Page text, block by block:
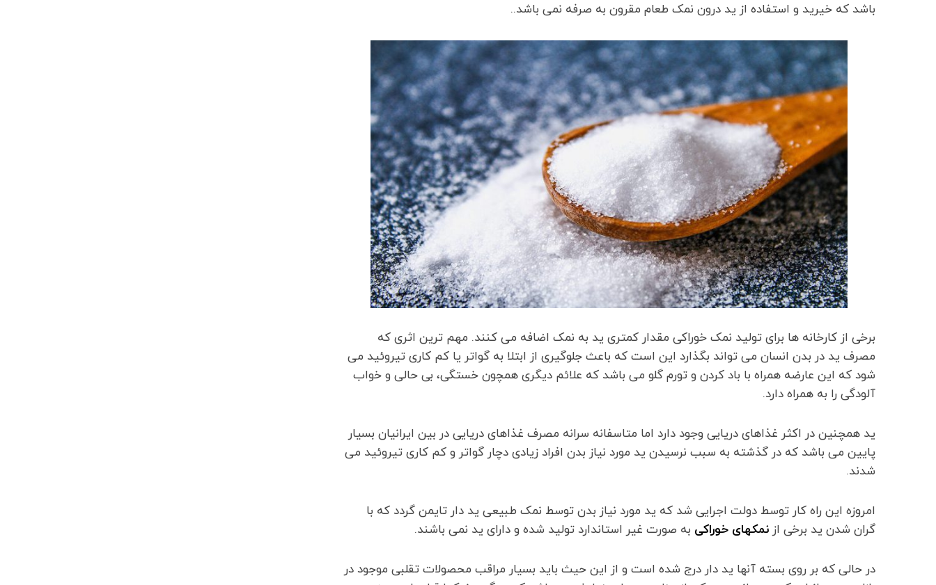
باشد که خیرید و استفاده از ید درون نمک طعام مقرون به صرفه نمی باشد..
برخی از کارخانه ها برای تولید نمک خوراکی مقدار کمتری ید به نمک اضافه می کنند. مهم ترین اثری که
مصرف ید در بدن انسان می تواند بگذارد این است که باعث جلوگیری از ابتلا به گواتر یا کم کاری تیروئید می
شود که این عارضه همراه با باد کردن و تورم گلو می باشد که علائم دیگری همچون خستگی، بی حالی و خواب
آلودگی را به همراه دارد.
ید همچنین در اکثر غذاهای دریایی وجود دارد اما متاسفانه سرانه مصرف غذاهای دریایی در بین ایرانیان بسیار
پایین می باشد که در گذشته به سبب نرسیدن ید مورد نیاز بدن افراد زیادی دچار گواتر و کم کاری تیروئید می
شدند.
امروزه این راه کار توسط دولت اجرایی شد که ید مورد نیاز بدن توسط نمک طبیعی ید دار تایمن گردد که با
گران شدن ید برخی از نمکهای خوراکی به صورت غیر استاندارد تولید شده و دارای ید نمی باشند.
در حالی که بر روی بسته آنها ید دار درج شده است و از این حیث باید بسیار مراقب محصولات تقلبی موجود در